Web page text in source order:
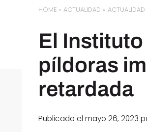
HOME »ACTUALIDAD »ACTUALIDAD
El
píldoras
retardada
Publicado el mayo 26, 2023